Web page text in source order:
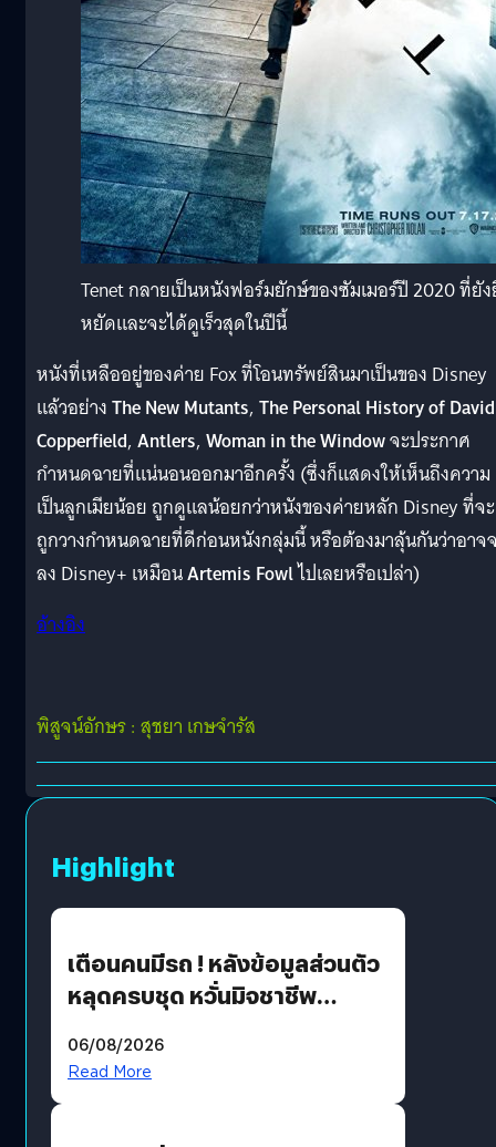
Tenet กลายเป็นหนังฟอร์มยักษ์ของซัมเมอร์ปี 2020 ที่ยั
หยัดและจะได้ดูเร็วสุดในปีนี้
หนังที่เหลืออยู่ของค่าย Fox ที่โอนทรัพย์สินมาเป็นของ Disney
แล้วอย่างThe New Mutants, The Personal History of David
Copperfield, Antlers, Woman in the Windowจะประกาศ
กำหนดฉายที่แน่นอนออกมาอีกครั้ง (ซึ่งก็แสดงให้เห็นถึงความ
เป็นลูกเมียน้อย ถูกดูแลน้อยกว่าหนังของค่ายหลัก Disney ที่จะ
ถูกวางกำหนดฉายที่ดีก่อนหนังกลุ่มนี้ หรือต้องมาลุ้นกันว่าอาจ
ลง Disney+ เหมือนArtemis Fowlไปเลยหรือเปล่า)
อ้างอิง
พิสูจน์อักษร : สุชยา เกษจำรัส
Highlight
เตือนคนมีรถ ! หลังข้อมูลส่วนตัว
หลุดครบชุด หวั่นมิจชาชีพ
รหัสผ่านหลุด ไม่ใช่แฮ็กเกอร์
06/08/2026
Read More